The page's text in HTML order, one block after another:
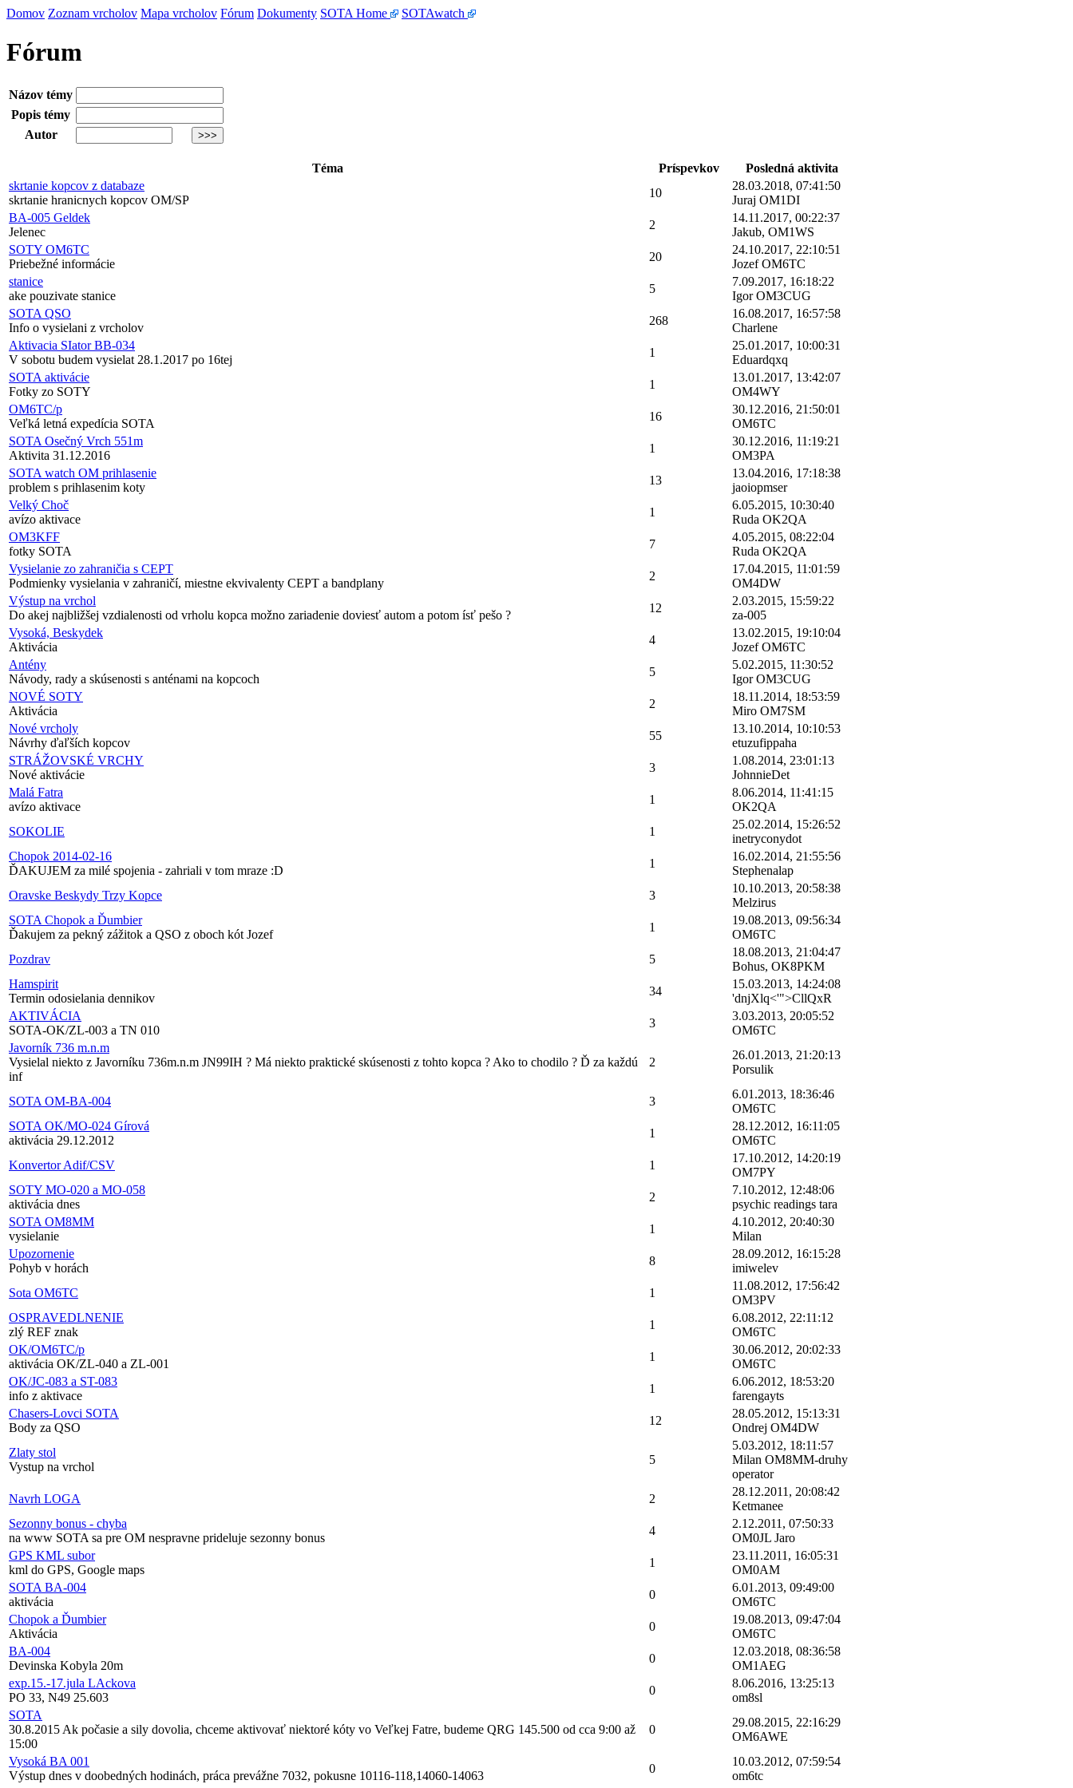
Domov Zoznam vrcholov Mapa vrcholov Fórum Dokumenty SOTA Home SOTAwatch
Fórum
Názov témy
Popis témy
Autor
Téma Príspevkov
Posledná aktivita
skrtanie kopcov z databaze
skrtanie hranicnych kopcov OM/SP
10
28.03.2018, 07:41:50
Juraj OM1DI
BA-005 Geldek
Jelenec
2
14.11.2017, 00:22:37
Jakub, OM1WS
SOTY OM6TC
Priebežné informácie
20
24.10.2017, 22:10:51
Jozef OM6TC
stanice
ake pouzivate stanice
5
7.09.2017, 16:18:22
Igor OM3CUG
SOTA QSO
Info o vysielani z vrcholov
268
16.08.2017, 16:57:58
Charlene
Aktivacia SIator BB-034
V sobotu budem vysielat 28.1.2017 po 16tej
1
25.01.2017, 10:00:31
Eduardqxq
SOTA aktivácie
Fotky zo SOTY
1
13.01.2017, 13:42:07
OM4WY
OM6TC/p
Veľká letná expedícia SOTA
16
30.12.2016, 21:50:01
OM6TC
SOTA Osečný Vrch 551m
Aktivita 31.12.2016
1
30.12.2016, 11:19:21
OM3PA
SOTA watch OM prihlasenie
problem s prihlasenim koty
13
13.04.2016, 17:18:38
jaoiopmser
Velký Choč
avízo aktivace
1
6.05.2015, 10:30:40
Ruda OK2QA
OM3KFF
fotky SOTA
7
4.05.2015, 08:22:04
Ruda OK2QA
Vysielanie zo zahraničia s CEPT
Podmienky vysielania v zahraničí, miestne ekvivalenty CEPT a bandplany
2
17.04.2015, 11:01:59
OM4DW
Výstup na vrchol
Do akej najbližšej vzdialenosti od vrholu kopca možno zariadenie doviesť autom a potom ísť pešo ?
12
2.03.2015, 15:59:22
za-005
Vysoká, Beskydek
Aktivácia
4
13.02.2015, 19:10:04
Jozef OM6TC
Antény
Návody, rady a skúsenosti s anténami na kopcoch
5
5.02.2015, 11:30:52
Igor OM3CUG
NOVÉ SOTY
Aktivácia
2
18.11.2014, 18:53:59
Miro OM7SM
Nové vrcholy
Návrhy ďaľších kopcov
55
13.10.2014, 10:10:53
etuzufippaha
STRÁŽOVSKÉ VRCHY
Nové aktivácie
3
1.08.2014, 23:01:13
JohnnieDet
Malá Fatra
avízo aktivace
1
8.06.2014, 11:41:15
OK2QA
SOKOLIE
1
25.02.2014, 15:26:52
inetryconydot
Chopok 2014-02-16
ĎAKUJEM za milé spojenia - zahriali v tom mraze :D
1
16.02.2014, 21:55:56
Stephenalap
Oravske Beskydy Trzy Kopce
3
10.10.2013, 20:58:38
Melzirus
SOTA Chopok a Ďumbier
Ďakujem za pekný zážitok a QSO z oboch kót Jozef
1
19.08.2013, 09:56:34
OM6TC
Pozdrav
5
18.08.2013, 21:04:47
Bohus, OK8PKM
Hamspirit
Termin odosielania dennikov
34
15.03.2013, 14:24:08
'dnjXlq<'">CllQxR
AKTIVÁCIA
SOTA-OK/ZL-003 a TN 010
3
3.03.2013, 20:05:52
OM6TC
Javorník 736 m.n.m
Vysielal niekto z Javorníku 736m.n.m JN99IH ? Má niekto praktické skúsenosti z tohto kopca ? Ako to chodilo ? Ď za každú
inf
2
26.01.2013, 21:20:13
Porsulik
SOTA OM-BA-004 3
6.01.2013, 18:36:46
OM6TC
SOTA OK/MO-024 Gírová
aktivácia 29.12.2012
1
28.12.2012, 16:11:05
OM6TC
Konvertor Adif/CSV
1
17.10.2012, 14:20:19
OM7PY
SOTY MO-020 a MO-058
aktivácia dnes
2
7.10.2012, 12:48:06
psychic readings tara
SOTA OM8MM
vysielanie
1
4.10.2012, 20:40:30
Milan
Upozornenie
Pohyb v horách
8
28.09.2012, 16:15:28
imiwelev
Sota OM6TC
1
11.08.2012, 17:56:42
OM3PV
OSPRAVEDLNENIE
zlý REF znak
1
6.08.2012, 22:11:12
OM6TC
OK/OM6TC/p
aktivácia OK/ZL-040 a ZL-001
1
30.06.2012, 20:02:33
OM6TC
OK/JC-083 a ST-083
info z aktivace
1
6.06.2012, 18:53:20
farengayts
Chasers-Lovci SOTA
Body za QSO
12
28.05.2012, 15:13:31
Ondrej OM4DW
Zlaty stol
Vystup na vrchol
5
5.03.2012, 18:11:57
Milan OM8MM-druhy
operator
Navrh LOGA
2
28.12.2011, 20:08:42
Ketmanee
Sezonny bonus - chyba
na www SOTA sa pre OM nespravne prideluje sezonny bonus
4
2.12.2011, 07:50:33
OM0JL Jaro
GPS KML subor
kml do GPS, Google maps
1
23.11.2011, 16:05:31
OM0AM
SOTA BA-004
aktivácia
0
6.01.2013, 09:49:00
OM6TC
Chopok a Ďumbier
Aktivácia
0
19.08.2013, 09:47:04
OM6TC
BA-004
Devinska Kobyla 20m
0
12.03.2018, 08:36:58
OM1AEG
exp.15.-17.jula LAckova
PO 33, N49 25.603
0
8.06.2016, 13:25:13
om8sl
SOTA
30.8.2015 Ak počasie a sily dovolia, chceme aktivovať niektoré kóty vo Veľkej Fatre, budeme QRG 145.500 od cca 9:00 až
15:00
0
29.08.2015, 22:16:29
OM6AWE
Vysoká BA 001
Výstup dnes v doobedných hodinách, práca prevážne 7032, pokusne 10116-118,14060-14063
0
10.03.2012, 07:59:54
om6tc